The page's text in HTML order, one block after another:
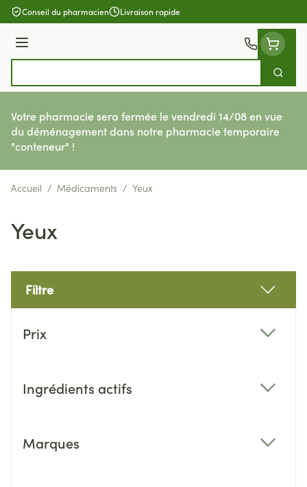
Aller au contenu
Conseil du pharmacien Livraison rapide
Menu
Votre pharmacie sera fermée le vendredi 14/08 en vue
du déménagement dans notre pharmacie temporaire
"conteneur" !
Accueil / Médicaments / Yeux
Yeux
Filtre
Prix
Ingrédients actifs
Marques